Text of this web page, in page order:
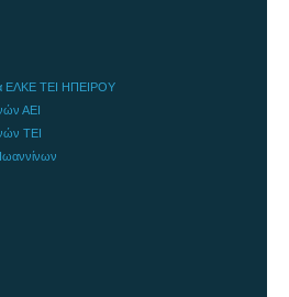
ΕΛΚΕ ΤΕΙ ΗΠΕΙΡΟΥ
ΑΕΙ
ΤΕΙ